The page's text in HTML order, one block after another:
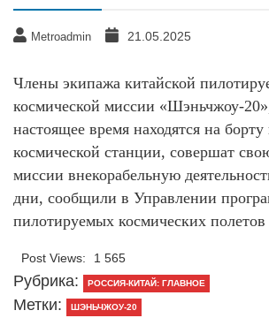
Metroadmin 21.05.2025
Члены экипажа китайской
космической миссии «Шэньчжоу-
настоящее время находятся на борту
космической станции, совершат
миссии внекорабельную
дни, сообщили в Управлении
пилотируемых космических
Post Views: 1 565
Рубрика: РОССИЯ-КИТАЙ: ГЛАВНОЕ
Метки: ШЭНЬЧЖОУ-20